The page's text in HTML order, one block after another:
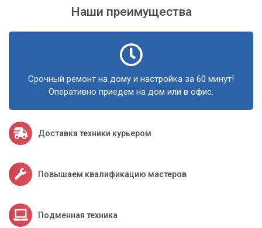
Наши преимущества
Срочный ремонт на дому и настройка за 60 минут!
Оперативно приедем на дом или в офис.
Доставка техники курьером
Повышаем квалификацию мастеров
Подменная техника